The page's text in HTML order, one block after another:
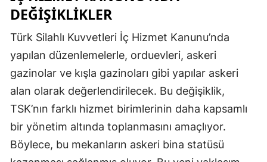
DEĞIŞIKLIKLER
Türk Silahlı Kuvvetleri İç Hizmet Kanunu’nda
yapılan düzenlemelerle, orduevleri, askeri
gazinolar ve kışla gazinoları gibi yapılar askeri
alan olarak değerlendirilecek. Bu değişiklik,
TSK’nın farklı hizmet birimlerinin daha kapsamlı
bir yönetim altında toplanmasını amaçlıyor.
Böylece, bu mekanların askeri bina statüsü